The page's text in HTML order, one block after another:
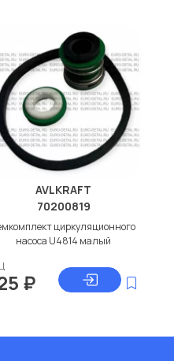
AVLKRAFT
70200819
циркуляционного
насоса U4814 малый
₽